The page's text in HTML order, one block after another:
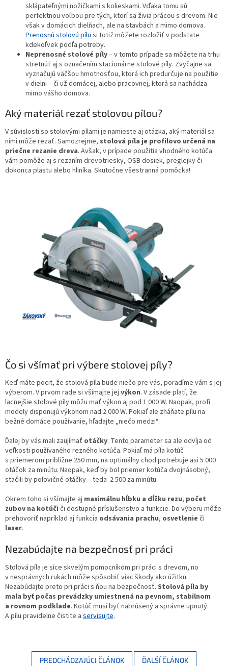
sklápateľnými nožičkami s kolieskami. Vďaka tomu sú
perfektnou voľbou pre tých, ktorí sa živia prácou s drevom. Nie
však v domácich dielňach, ale na stavbách a mimo domova.
Prenosnú stolovú pílusi totiž môžete rozložiť v podstate
kdekoľvek podľa potreby.
Neprenosné stolové píly– v tomto prípade sa môžete na trhu
stretnúť aj s označením stacionárne stolové píly. Zvyčajne sa
vyznačujú väčšou hmotnosťou, ktorá ich predurčuje na použitie
v dielni – či už domácej, alebo pracovnej, ktorá sa nachádza
mimo vášho domova.
Aký materiál rezať stolovou pílou?
V súvislosti so stolovými pílami je namieste aj otázka, aký materiál sa
nimi môže rezať. Samozrejme, stolová píla je profilovo určená na
priečne rezanie dreva. Avšak, v prípade použitia vhodného kotúča
vám pomôže aj s rezaním drevotriesky, OSB dosiek, preglejky či
dokonca plastu alebo hliníka. Skutočne všestranná pomôcka!
Čo si všímať pri výbere stolovej píly?
Keď máte pocit, že stolová píla bude niečo pre vás, poradíme vám s jej
výberom. V prvom rade si všímajte jej výkon. V zásade platí, že
lacnejšie stolové píly môžu mať výkon aj pod 1 000 W. Naopak, profi
modely disponujú výkonom nad 2 000 W. Pokiaľ ale zháňate pílu na
bežné domáce používanie, hľadajte „niečo medzi“.
Ďalej by vás mali zaujímať otáčky. Tento parameter sa ale odvíja od
veľkosti používaného rezného kotúča. Pokiaľ má píla kotúč
s priemerom približne 250 mm, na optimálny chod potrebuje asi 5 000
otáčok za minútu. Naopak, keď by bol priemer kotúča dvojnásobný,
stačili by polovičné otáčky – teda 2 500 za minútu.
Okrem toho si všímajte aj maximálnu hĺbku a dĺžku rezu, počet
zubov na kotúči či dostupné príslušenstvo a funkcie. Do výberu môže
prehovoriť napríklad aj funkcia odsávania prachu, osvetlenie či
laser.
Nezabúdajte na bezpečnosť pri práci
Stolová píla je síce skvelým pomocníkom pri práci s drevom, no
v nesprávnych rukách môže spôsobiť viac škody ako úžitku.
Nezabúdajte preto pri práci s ňou na bezpečnosť. Stolová píla by
mala byť počas prevádzky umiestnená na pevnom, stabilnom
a rovnom podklade. Kotúč musí byť nabrúsený a správne upnutý.
A pílu pravidelne čistite a servisujte.
PREDCHÁDZAJÚCI ČLÁNOK ĎALŠÍ ČLÁNOK